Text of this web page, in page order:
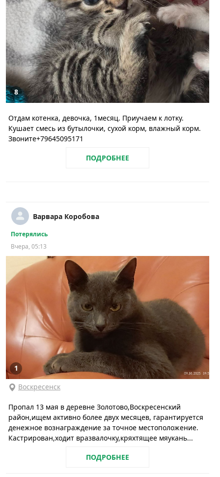
8
Отдам котенка, девочка, 1месяц. Приучаем к лотку.
Кушает смесь из бутылочки, сухой корм, влажный корм.
Звоните+79645095171
ПОДРОБНЕЕ
Варвара Коробова
Потерялись
Вчера, 05:13
1
Воскресенск
Пропал 13 мая в деревне Золотово,Воскресенский
район,ищем активно более двух месяцев, гарантируется
денежное вознаграждение за точное местоположение.
Кастрирован,ходит вразвалочку,кряхтящее мяукань...
ПОДРОБНЕЕ